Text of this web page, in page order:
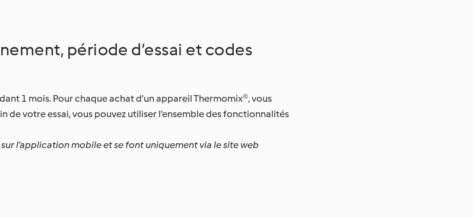
période d’essai et codes
1 mois. Pour chaque achat d’un appareil Thermomix®, vous
de votre essai, vous pouvez utiliser l’ensemble des fonctionnalités
l’application mobile et se font uniquement via le site web